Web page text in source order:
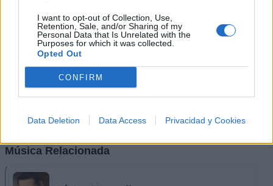
I want to opt-out of Collection, Use,
Retention, Sale, and/or Sharing of my
Personal Data that Is Unrelated with the
Purposes for which it was collected.
Opted Out
CONFIRM
Data Deletion Data Access Privacidad y Cookies
Música Relacionada